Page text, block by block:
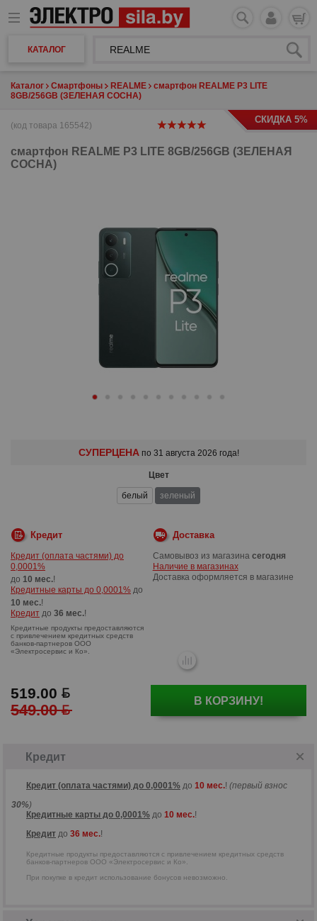
КАТАЛОГ
Каталог Смартфоны REALME
смартфон REALME P3 LITE
8GB/256GB (ЗЕЛЕНАЯ СОСНА)
(код товара 165542)
СКИДКА 5%
смартфон REALME P3 LITE 8GB/256GB (ЗЕЛЕНАЯ
СОСНА)
СУПЕРЦЕНАпо 31 августа 2026 года!
Цвет
белый зеленый
Кредит
Кредит (оплата частями) до
0,0001%
до 10 мес.!
Кредитные карты до 0,0001% до
10 мес.!
Кредит до 36 мес.!
банков-партнеров ООО
«Электросервис и Ко».
Доставка
Самовывоз из магазина сегодня
Наличие в магазинах
Доставка оформляется в магазине
519.00
549.00
В КОРЗИНУ!
Кредит
Кредит (оплата частями) до 0,0001% до 10 мес.! (первый взнос
30%)
Кредитные карты до 0,0001% до 10 мес.!
Кредит до 36 мес.!
Кредитные продукты предоставляются с привлечением кредитных средств
банков-партнеров ООО «Электросервис и Ко».
При покупке в кредит использование бонусов невозможно.